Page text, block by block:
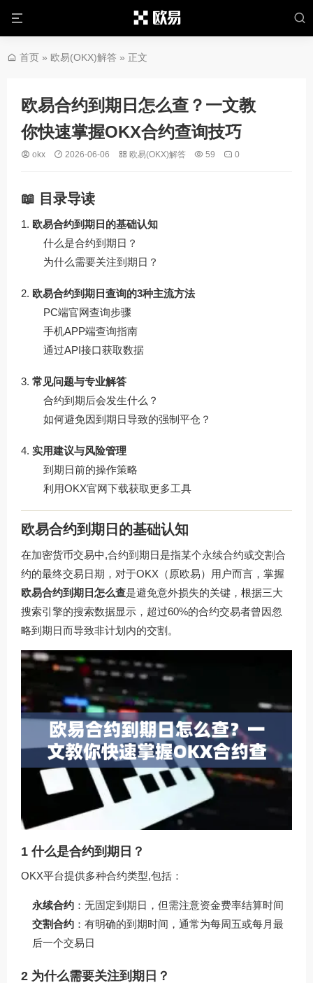
首页 » 欧易(OKX)解答 » 正文
欧易合约到期日怎么查？一文教
你快速掌握OKX合约查询技巧
okx 2026-06-06 欧易(OKX)解答 59 0
📖 目录导读
欧易合约到期日的基础认知
什么是合约到期日？
为什么需要关注到期日？
欧易合约到期日查询的3种主流方法
PC端官网查询步骤
手机APP端查询指南
通过API接口获取数据
常见问题与专业解答
合约到期后会发生什么？
如何避免因到期日导致的强制平仓？
实用建议与风险管理
到期日前的操作策略
利用OKX官网下载获取更多工具
欧易合约到期日的基础认知
在加密货币交易中,合约到期日是指某个永续合约或交割合
约的最终交易日期，对于OKX（原欧易）用户而言，掌握
欧易合约到期日怎么查是避免意外损失的关键，根据三大
搜索引擎的搜索数据显示，超过60%的合约交易者曾因忽
略到期日而导致非计划内的交割。
1 什么是合约到期日？
OKX平台提供多种合约类型,包括：
永续合约 ：无固定到期日，但需注意资金费率结算时间
交割合约 ：有明确的到期时间，通常为每周五或每月最
后一个交易日
2 为什么需要关注到期日？